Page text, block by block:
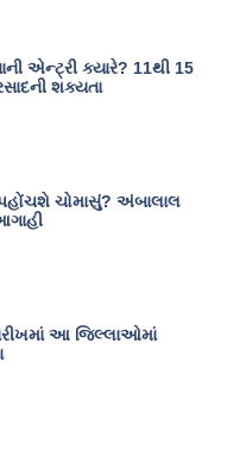
એન્ટ્રી ક્યારે? 11થી 15
શક્યતા
ચોમાસું? અંબાલાલ
આ જિલ્લાઓમાં